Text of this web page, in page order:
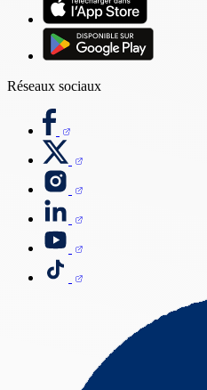
Réseaux sociaux